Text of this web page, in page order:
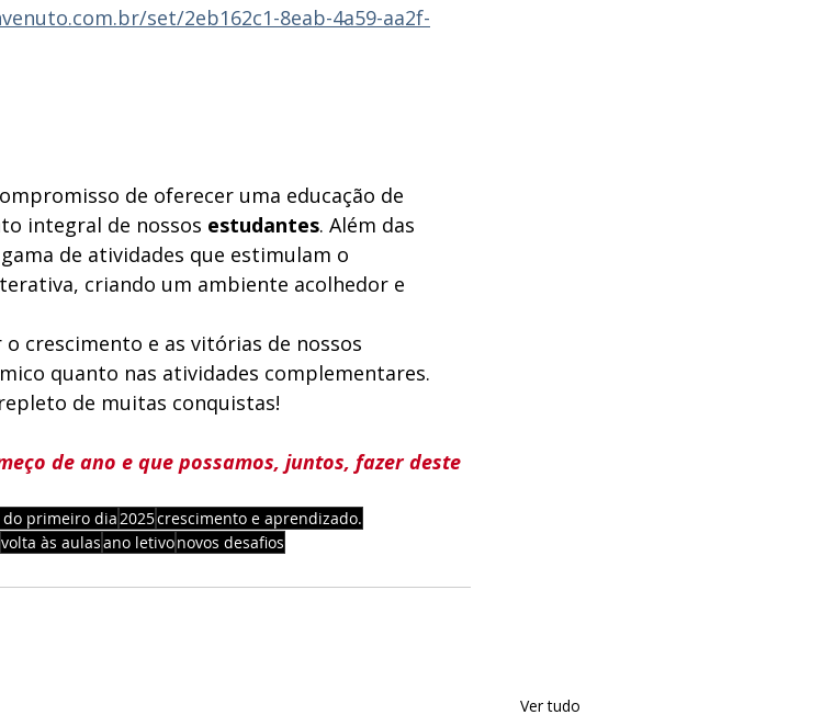
set/2eb162c1-8eab-4a59-aa2f-
de oferecer uma educação de
integral de nossos estudantes. Além das
de atividades que estimulam o
criando um ambiente acolhedor e
crescimento e as vitórias de nossos
quanto nas atividades complementares.
de muitas conquistas!
de ano e que possamos, juntos, fazer deste
do primeiro dia2025crescimento e aprendizado.
volta às aulasano letivonovos desafios
Ver tudo